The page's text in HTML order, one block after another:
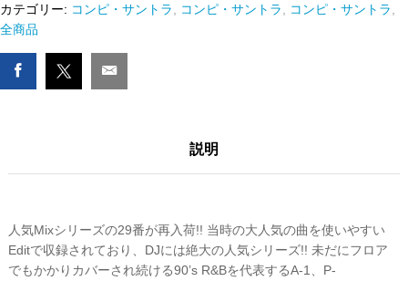
カテゴリー: コンピ・サントラ コンピ・サントラ コンピ・サントラ
全商品
説明
人気Mixシリーズの29番が再入荷!! 当時の大人気の曲を使いやすい
Editで収録されており、DJには絶大の人気シリーズ!! 未だにフロア
でもかかりカバーされ続ける90’s R&Bを代表するA-1、P-